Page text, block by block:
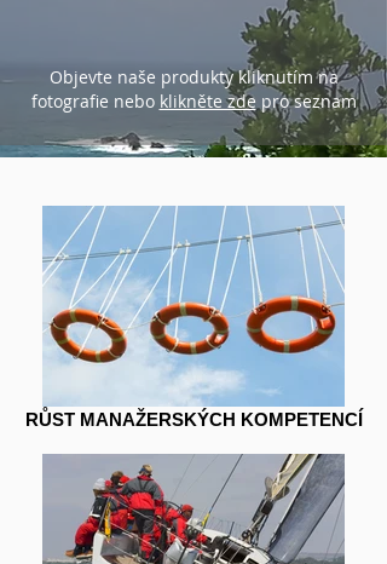
Objevte naše produkty kliknutím na
fotografie nebo klikněte zde pro seznam
RŮST MANAŽERSKÝCH KOMPETENCÍ